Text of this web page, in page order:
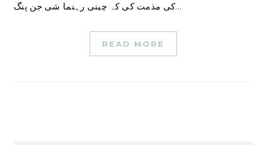
کی مذمت کی کہ چینی رہنما شی جن پنگ…
READ MORE